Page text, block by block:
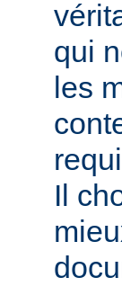
qui
les
Il